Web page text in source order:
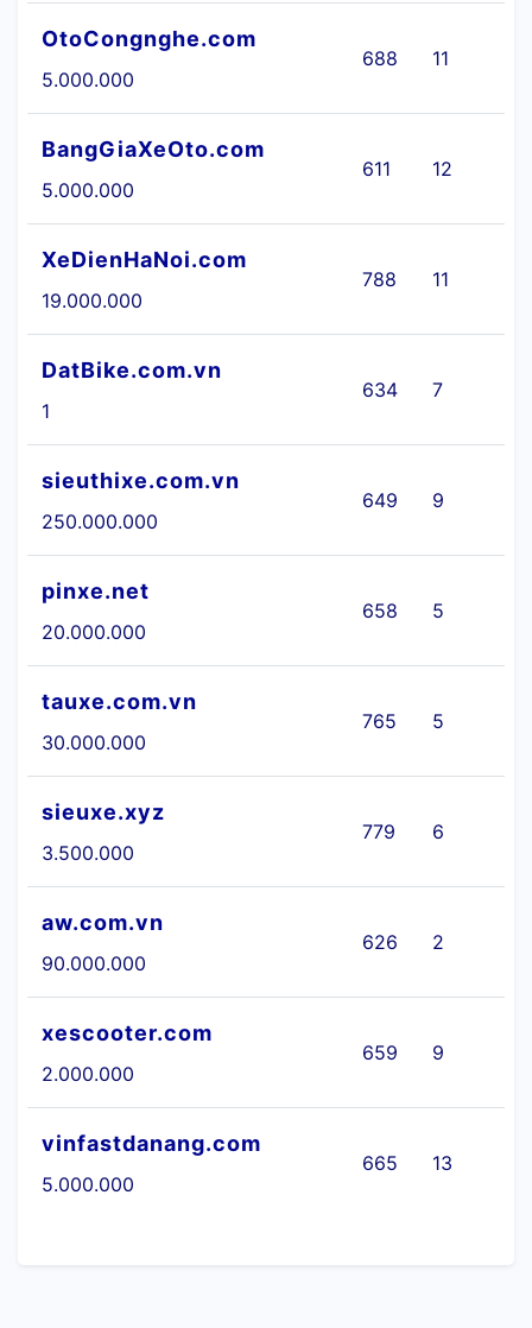
OtoCongnghe.com
5.000.000
688 11
BangGiaXeOto.com
5.000.000
611 12
XeDienHaNoi.com
19.000.000
788 11
DatBike.com.vn
1
634 7
sieuthixe.com.vn
250.000.000
649 9
pinxe.net
20.000.000
658 5
tauxe.com.vn
30.000.000
765 5
sieuxe.xyz
3.500.000
779 6
aw.com.vn
90.000.000
626 2
xescooter.com
2.000.000
659 9
vinfastdanang.com
5.000.000
665 13